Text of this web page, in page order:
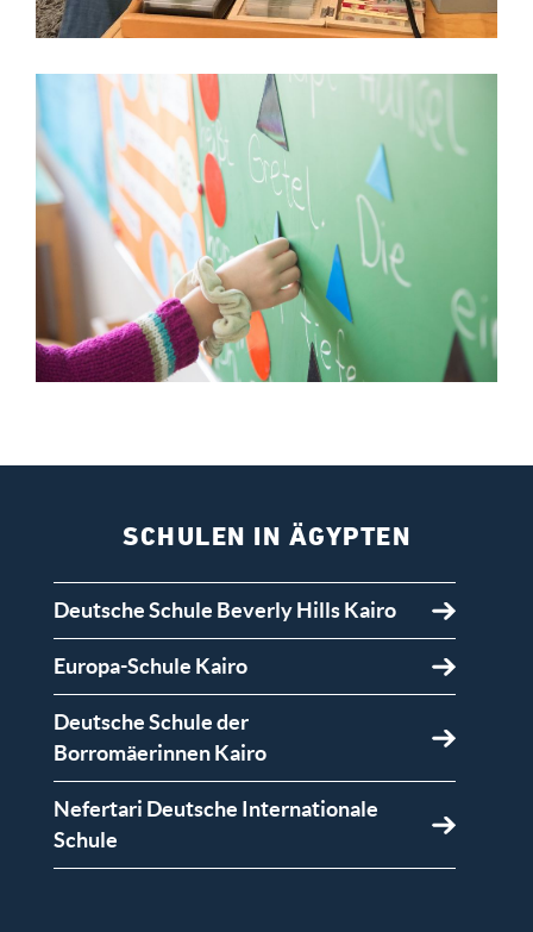
SCHULEN IN ÄGYPTEN
Deutsche Schule Beverly Hills Kairo
Europa-Schule Kairo
Deutsche Schule der
Borromäerinnen Kairo
Nefertari Deutsche Internationale
Schule